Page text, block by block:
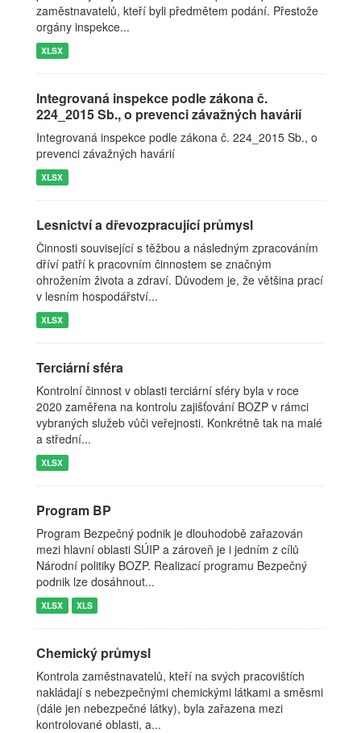
zaměstnavatelů, kteří byli předmětem podání. Přestože
orgány inspekce...
XLSX
Integrovaná inspekce podle zákona č.
224_2015 Sb., o prevenci závažných havárií
Integrovaná inspekce podle zákona č. 224_2015 Sb., o
prevenci závažných havárií
XLSX
Lesnictví a dřevozpracující průmysl
Činnosti související s těžbou a následným zpracováním
dříví patří k pracovním činnostem se značným
ohrožením života a zdraví. Důvodem je, že většina prací
v lesním hospodářství...
XLSX
Terciární sféra
Kontrolní činnost v oblasti terciární sféry byla v roce
2020 zaměřena na kontrolu zajišťování BOZP v rámci
vybraných služeb vůči veřejnosti. Konkrétně tak na malé
a střední...
XLSX
Program BP
Program Bezpečný podnik je dlouhodobě zařazován
mezi hlavní oblasti SÚIP a zároveň je i jedním z cílů
Národní politiky BOZP. Realizací programu Bezpečný
podnik lze dosáhnout...
XLSX XLS
Chemický průmysl
Kontrola zaměstnavatelů, kteří na svých pracovištích
nakládají s nebezpečnými chemickými látkami a směsmi
(dále jen nebezpečné látky), byla zařazena mezi
kontrolované oblasti, a...